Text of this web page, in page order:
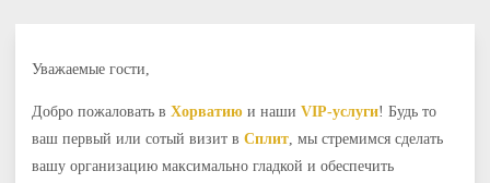
Уважаемые гости,
Добро пожаловать в Хорватиюи наши VIP-услуги! Будь то
ваш первый или сотый визит в Сплит, мы стремимся сделать
вашу организацию максимально гладкой и обеспечить